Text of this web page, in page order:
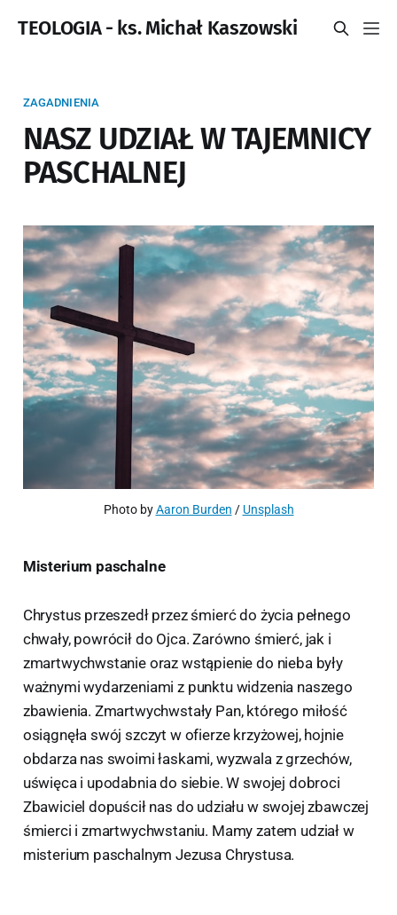
TEOLOGIA - ks. Michał Kaszowski
ZAGADNIENIA
NASZ UDZIAŁ W TAJEMNICY
PASCHALNEJ
Photo by Aaron Burden / Unsplash
Misterium paschalne
Chrystus przeszedł przez śmierć do życia pełnego
chwały, powrócił do Ojca. Zarówno śmierć, jak i
zmartwychwstanie oraz wstąpienie do nieba były
ważnymi wydarzeniami z punktu widzenia naszego
zbawienia. Zmartwychwstały Pan, którego miłość
osiągnęła swój szczyt w ofierze krzyżowej, hojnie
obdarza nas swoimi łaskami, wyzwala z grzechów,
uświęca i upodabnia do siebie. W swojej dobroci
Zbawiciel dopuścił nas do udziału w swojej zbawczej
śmierci i zmartwychwstaniu. Mamy zatem udział w
misterium paschalnym Jezusa Chrystusa.